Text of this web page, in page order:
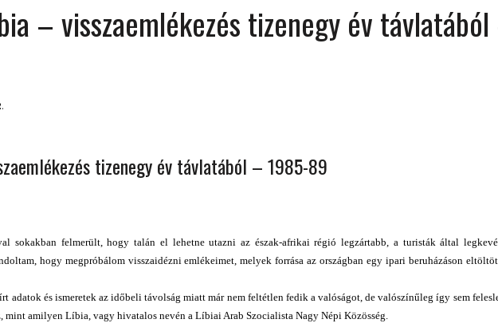
OROSZ JÓZSEF: MOLDOVAI KIRÁNDULÁS GYERGYÓI RÁADÁSSAL – 2022
LEGSZEBB SZIGETEI I. – SEYCHELLE-SZIGETEK – 2022
JAPÁN A HEGYEKET JÁRVA – 2017
– visszaemlékezés tizenegy év
tizenegy év távlatából – 1985-89
sokakban felmerült, hogy talán el lehetne utazni az észak-afrikai régió legzártabb, a turisták által
hogy megpróbálom visszaidézni emlékeimet, melyek forrása az országban egy ipari beruházáson
adatok és ismeretek az időbeli távolság miatt már nem feltétlen fedik a valóságot, de valószínűleg így sem
mint amilyen Líbia, vagy hivatalos nevén a Líbiai Arab Szocialista Nagy Népi Közösség.